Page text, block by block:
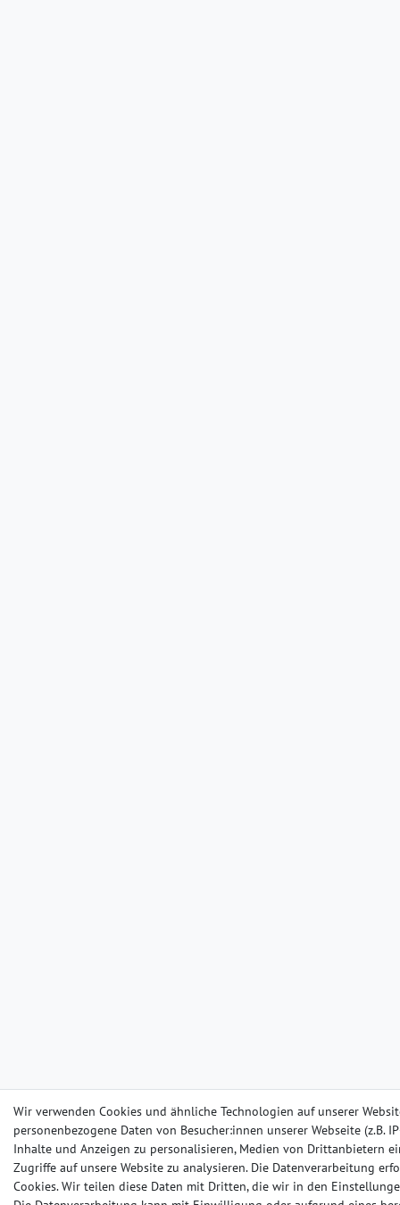
Wir verwenden Cookies und ähnliche Technologien auf unserer
personenbezogene Daten von Besucher:innen unserer Webseite (z.B.
Inhalte und Anzeigen zu personalisieren, Medien von Drittanbietern
Zugriffe auf unsere Website zu analysieren. Die Datenverarbeitung
Cookies. Wir teilen diese Daten mit Dritten, die wir in den